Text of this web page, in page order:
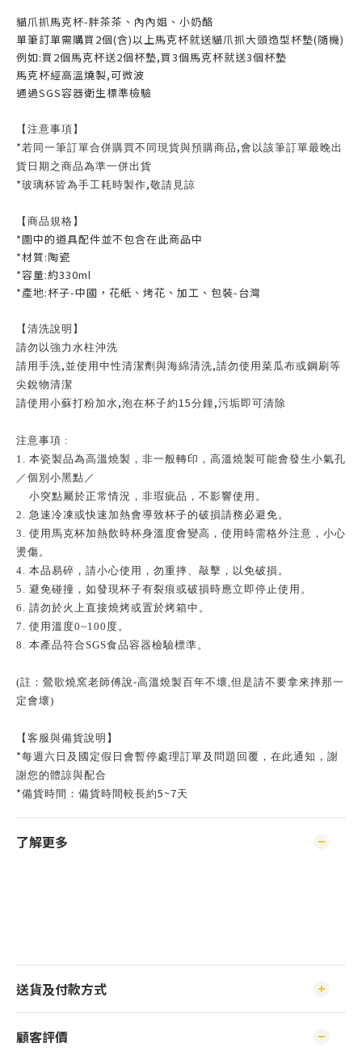
貓爪抓馬克杯-胖茶茶、內內姐、小奶酪
單筆訂單需購買2個(含)以上馬克杯就送貓爪抓大頭造型杯墊(隨機)
例如:買2個馬克杯送2個杯墊,買3個馬克杯就送3個杯墊
馬克杯經高溫燒製,可微波
通過SGS容器衛生標準檢驗
【注意事項】
*若同一筆訂單合併購買不同現貨與預購商品 ,會以該筆訂單最晚出
貨日期之商品為準一併出貨
*玻璃杯皆為手工耗時製作,敬請見諒
【商品規格】
*圖中的道具配件並不包含在此商品中
*材質:陶瓷
*容量:約330ml
*產地:杯子-中國，花紙、烤花、加工、包裝-台灣
【清洗說明】
請勿以強力水柱沖洗
請用手洗,並使用中性清潔劑與海綿清洗,請勿使用菜瓜布或鋼刷等
尖銳物清潔
請使用小蘇打粉加水,泡在杯子約15分鐘,污垢即可清除
注意事項 :
1. 本瓷製品為高溫燒製，非一般轉印，高溫燒製可能會發生小氣孔
／個別小黑點／
小突點屬於正常情況，非瑕疵品，不影響使用。
2. 急速冷凍或快速加熱會導致杯子的破損請務必避免。
3. 使用馬克杯加熱飲時杯身溫度會變高，使用時需格外注意，小心
燙傷。
4. 本品易碎，請小心使用，勿重摔、敲擊，以免破損。
5. 避免碰撞，如發現杯子有裂痕或破損時應立即停止使用。
6. 請勿於火上直接燒烤或置於烤箱中。
7. 使用溫度0~100度。
8. 本產品符合SGS食品容器檢驗標準。
(註：鶯歌燒窯老師傅說-高溫燒製百年不壞,但是請不要拿來摔那一
定會壞)
【客服與備貨說明】
*每週六日及國定假日會暫停處理訂單及問題回覆，在此通知，謝
謝您的體諒與配合
*備貨時間：備貨時間較長約5~7天
了解更多
送貨及付款方式
顧客評價